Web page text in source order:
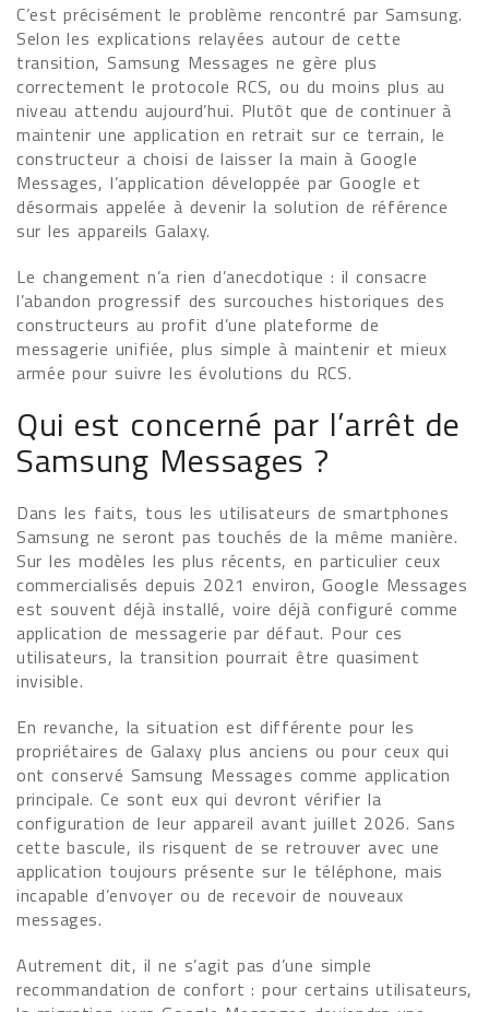
C’est précisément le problème rencontré par Samsung.
Selon les explications relayées autour de cette
transition, Samsung Messages ne gère plus
correctement le protocole RCS, ou du moins plus au
niveau attendu aujourd’hui. Plutôt que de continuer à
maintenir une application en retrait sur ce terrain, le
constructeur a choisi de laisser la main à Google
Messages, l’application développée par Google et
désormais appelée à devenir la solution de référence
sur les appareils Galaxy.
Le changement n’a rien d’anecdotique : il consacre
l’abandon progressif des surcouches historiques des
constructeurs au profit d’une plateforme de
messagerie unifiée, plus simple à maintenir et mieux
armée pour suivre les évolutions du RCS.
Qui est concerné par l’arrêt de
Samsung Messages ?
Dans les faits, tous les utilisateurs de smartphones
Samsung ne seront pas touchés de la même manière.
Sur les modèles les plus récents, en particulier ceux
commercialisés depuis 2021 environ, Google Messages
est souvent déjà installé, voire déjà configuré comme
application de messagerie par défaut. Pour ces
utilisateurs, la transition pourrait être quasiment
invisible.
En revanche, la situation est différente pour les
propriétaires de Galaxy plus anciens ou pour ceux qui
ont conservé Samsung Messages comme application
principale. Ce sont eux qui devront vérifier la
configuration de leur appareil avant juillet 2026. Sans
cette bascule, ils risquent de se retrouver avec une
application toujours présente sur le téléphone, mais
incapable d’envoyer ou de recevoir de nouveaux
messages.
Autrement dit, il ne s’agit pas d’une simple
recommandation de confort : pour certains utilisateurs,